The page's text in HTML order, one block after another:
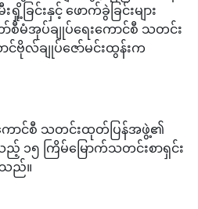
ခြင်းနှင့် ဖောက်ခွဲခြင်းများ
ာ်စီမံအုပ်ချုပ်ရေးကောင်စီ သတင်း
င်ဗိုလ်ချုပ်ဇော်မင်းထွန်းက
ောင်စီ သတင်းထုတ်ပြန်အဖွဲ့၏
၅ ကြိမ်မြောက်သတင်းစာရှင်း
သည်။